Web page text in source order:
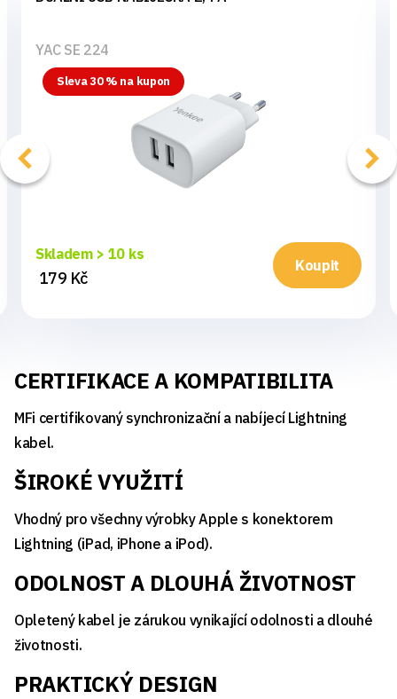
YAC SE 224
Sleva 30 % na kupon
Skladem > 10 ks
179 Kč
Koupit
CERTIFIKACE A KOMPATIBILITA
MFi certifikovaný synchronizační a nabíjecí Lightning
kabel.
ŠIROKÉ VYUŽITÍ
Vhodný pro všechny výrobky Apple s konektorem
Lightning (iPad, iPhone a iPod).
ODOLNOST A DLOUHÁ ŽIVOTNOST
Opletený kabel je zárukou vynikající odolnosti a dlouhé
životnosti.
PRAKTICKÝ DESIGN